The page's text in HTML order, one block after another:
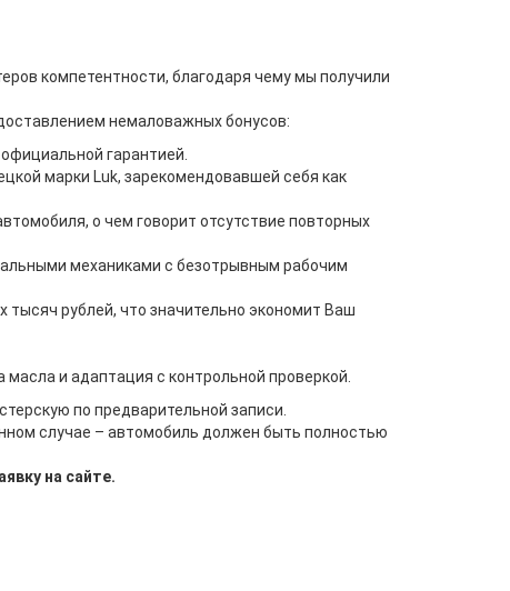
компетентности, благодаря чему мы получили
немаловажных бонусов:
гарантией.
марки Luk, зарекомендовавшей себя как
о чем говорит отсутствие повторных
механиками с безотрывным рабочим
рублей, что значительно экономит Ваш
и адаптация с контрольной проверкой.
по предварительной записи.
случае – автомобиль должен быть полностью
на сайте.